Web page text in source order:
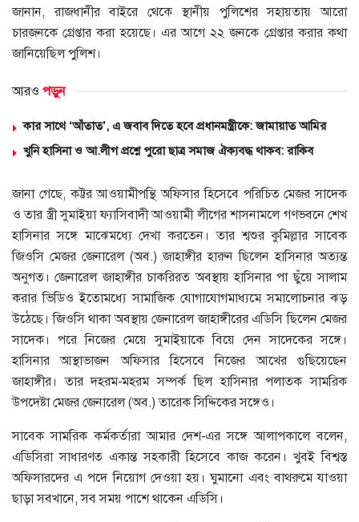
জানান, রাজধানীর বাইরে থেকে স্থানীয় পুলিশের সহায়তায় আরো
চারজনকে গ্রেপ্তার করা হয়েছে। এর আগে ২২ জনকে গ্রেপ্তার করার কথা
জানিয়েছিল পুলিশ।
আরও পড়ুন
কার সাথে ‘আঁতাত’, এ জবাব দিতে হবে প্রধানমন্ত্রীকে: জামায়াত আমির
খুনি হাসিনা ও আ.লীগ প্রশ্নে পুরো ছাত্র সমাজ ঐক্যবদ্ধ থাকব: রাকিব
জানা গেছে, কট্টর আওয়ামীপন্থি অফিসার হিসেবে পরিচিত মেজর সাদেক
ও তার স্ত্রী সুমাইয়া ফ্যাসিবাদী আওয়ামী লীগের শাসনামলে গণভবনে শেখ
হাসিনার সঙ্গে মাঝেমধ্যে দেখা করতেন। তার শ্বশুর কুমিল্লার সাবেক
জিওসি মেজর জেনারেল (অব.) জাহাঙ্গীর হারুন ছিলেন হাসিনার অত্যন্ত
অনুগত। জেনারেল জাহাঙ্গীর চাকরিরত অবস্থায় হাসিনার পা ছুঁয়ে সালাম
করার ভিডিও ইতোমধ্যে সামাজিক যোগাযোগমাধ্যমে সমালোচনার ঝড়
উঠেছে। জিওসি থাকা অবস্থায় জেনারেল জাহাঙ্গীরের এডিসি ছিলেন মেজর
সাদেক। পরে নিজের মেয়ে সুমাইয়াকে বিয়ে দেন সাদেকের সঙ্গে।
হাসিনার আস্থাভাজন অফিসার হিসেবে নিজের আখের গুছিয়েছেন
জাহাঙ্গীর। তার দহরম-মহরম সম্পর্ক ছিল হাসিনার পলাতক সামরিক
উপদেষ্টা মেজর জেনারেল (অব.) তারেক সিদ্দিকের সঙ্গেও।
সাবেক সামরিক কর্মকর্তারা আমার দেশ-এর সঙ্গে আলাপকালে বলেন,
এডিসিরা সাধারণত একান্ত সহকারী হিসেবে কাজ করেন। খুবই বিশ্বস্ত
অফিসারদের এ পদে নিয়োগ দেওয়া হয়। ঘুমানো এবং বাথরুমে যাওয়া
ছাড়া সবখানে, সব সময় পাশে থাকেন এডিসি।